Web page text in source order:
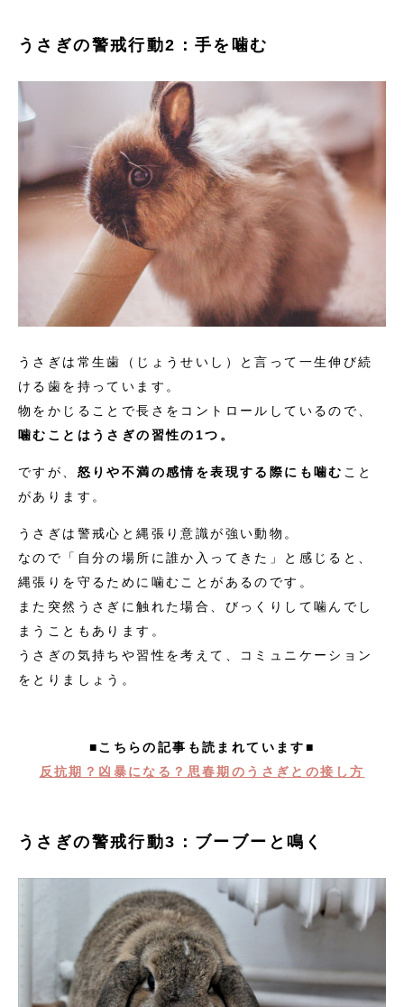
うさぎの警戒行動2：手を噛む
うさぎは常生歯（じょうせいし）と言って一生伸び続
ける歯を持っています。
物をかじることで長さをコントロールしているので、
噛むことはうさぎの習性の1つ。
ですが、 怒りや不満の感情を表現する際にも噛む こと
があります。
うさぎは警戒心と縄張り意識が強い動物。
なので「自分の場所に誰か入ってきた」と感じると、
縄張りを守るために噛むことがあるのです。
また突然うさぎに触れた場合、びっくりして噛んでし
まうこともあります。
うさぎの気持ちや習性を考えて、コミュニケーション
をとりましょう。
■こちらの記事も読まれています■
反抗期？凶暴になる？思春期のうさぎとの接し方
うさぎの警戒行動3：ブーブーと鳴く